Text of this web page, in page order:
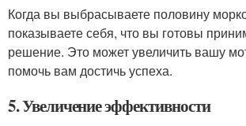
Когда вы выбрасываете половину
показываете себя, что вы готовы
решение. Это может увеличить вашу
помочь вам достичь успеха.
5. Увеличение эффективности